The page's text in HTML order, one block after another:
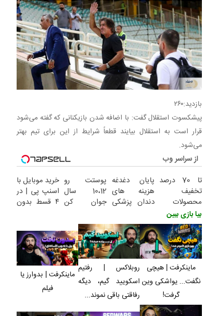
باقی نموند… ماینکرفت | بدوارز یا فیلم ماینکرفت | پیکار سه نوب
با دراگون…
بازدید:۲۶۰
پیشکسوت استقلال گفت: با اضافه شدن بازیکنانی که گفته می‌شود
قرار است به استقلال بیایند قطعاً شرایط از این برای تیم بهتر
می‌شود.
از سراسر وب
تا 70 درصد
تخفیف
محصولات
جین وست +
خرید در 4
قسط
پایان دغدغه
هزینه های
دندان پزشکی
کننده خانگی
پوستت رو
10،12 سال
جوان کن
امشب)
خرید موبایل با
اسنپ پی | در
۴ قسط بدون
بیا بازی ببین
ماینکرفت | هیچی
نگفت... یواشکی وین
گرفت!
روبلاکس | رفتیم
اسکویید گیم، دیگه
رفاقتی باقی نموند...
ماینکرفت | بدوارز یا
فیلم